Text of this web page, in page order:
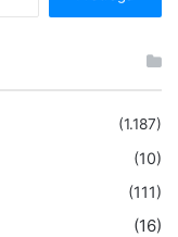
(1.187)
(10)
(111)
(16)